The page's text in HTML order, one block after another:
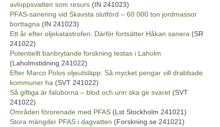
avloppsvatten som resurs (IN 241023)
PFAS-sanering vid Skavsta slutförd – 60 000 ton jordmassor
borttagna (IN 241023)
Ett år efter oljekatastrofen: Därför fortsätter Håkan sanera (SR
241022)
Potentiellt banbrytande forskning testas i Laholm
(Laholmstidning 241022)
Efter Marco Polos oljeutsläpp: Så mycket pengar vill drabbade
kommuner ha (SVT 241022)
Så giftiga är faluborna – blod och urin ska ge svaret (SVT
241022)
Områden förorenade med PFAS (Lst Stockholm 241021)
Stora mängder PFAS i dagvatten (Forskning.se 241021)